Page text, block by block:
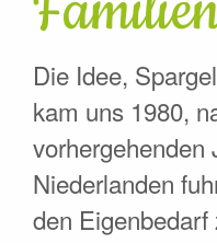
Die Idee,
kam uns 1980,
vorhergehenden
Niederlanden
den Eigenbedarf